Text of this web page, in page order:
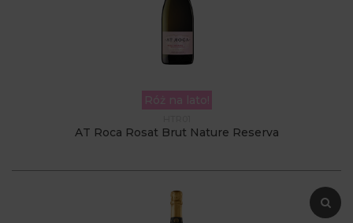
Róż na lato!
AT Roca Rosat Brut Nature Reserva